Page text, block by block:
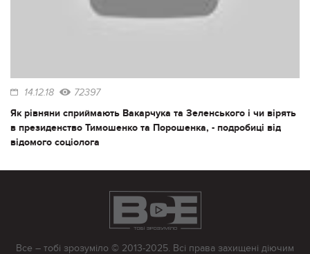
14.12.18 72397
Як рівняни сприймають Вакарчука та Зеленського і чи вірять
в президенство Тимошенко та Порошенка, - подробиці від
відомого соціолога
Все – тобі зрозуміло © 2013-2025. Всі права захищені діючим